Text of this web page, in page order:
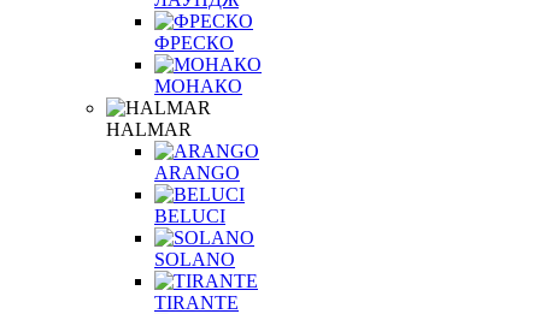
ФРЕСКО
МОНАКО
HALMAR
ARANGO
BELUCI
SOLANO
TIRANTE